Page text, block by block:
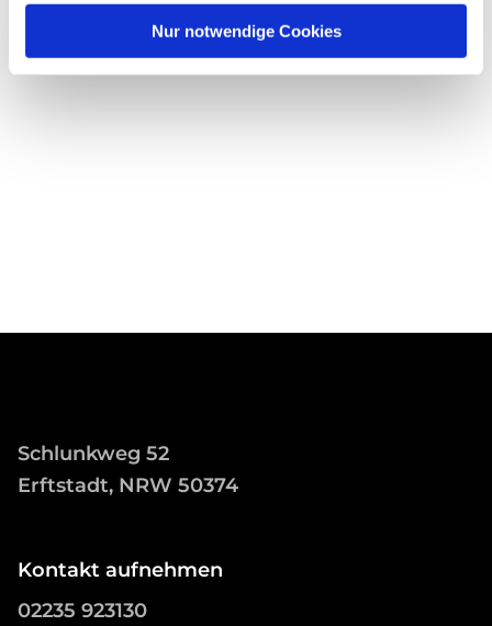
Nur notwendige Cookies
Schlunkweg 52
Erftstadt, NRW 50374
Kontakt aufnehmen
02235 923130